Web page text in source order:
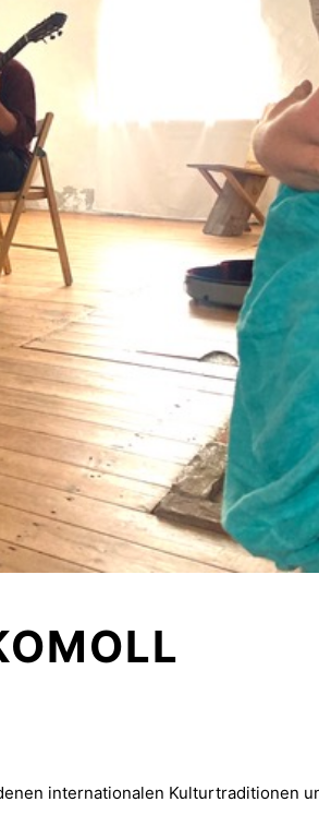
internationalen Kulturtraditionen